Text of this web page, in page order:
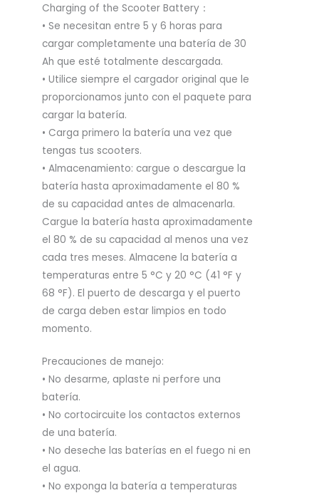
Charging of the Scooter Battery：
• Se necesitan entre 5 y 6 horas para
cargar completamente una batería de 30
Ah que esté totalmente descargada.
• Utilice siempre el cargador original que le
proporcionamos junto con el paquete para
cargar la batería.
• Carga primero la batería una vez que
tengas tus scooters.
• Almacenamiento: cargue o descargue la
batería hasta aproximadamente el 80 %
de su capacidad antes de almacenarla.
Cargue la batería hasta aproximadamente
el 80 % de su capacidad al menos una vez
cada tres meses. Almacene la batería a
temperaturas entre 5 °C y 20 °C (41 °F y
68 °F). El puerto de descarga y el puerto
de carga deben estar limpios en todo
momento.
Precauciones de manejo:
• No desarme, aplaste ni perfore una
batería.
• No cortocircuite los contactos externos
de una batería.
• No deseche las baterías en el fuego ni en
el agua.
• No exponga la batería a temperaturas